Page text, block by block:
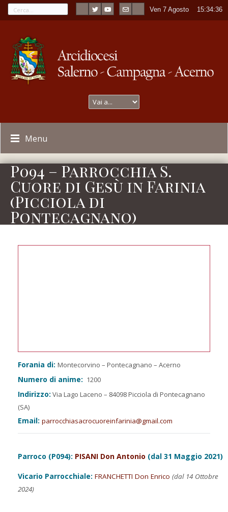
Ven 7 Agosto 15:34:36
Menu
P094 – Parrocchia S.
Cuore di Gesù in Farinia
(Picciola di
Pontecagnano)
Forania di: Montecorvino – Pontecagnano – Acerno
Numero di anime: 1200
Indirizzo: Via Lago Laceno – 84098 Picciola di Pontecagnano
(SA)
Email: parrocchiasacrocuoreinfarinia@gmail.com
Parroco (P094): PISANI Don Antonio (dal 31 Maggio 2021)
Vicario Parrocchiale: FRANCHETTI Don Enrico (dal 14 Ottobre
2024)